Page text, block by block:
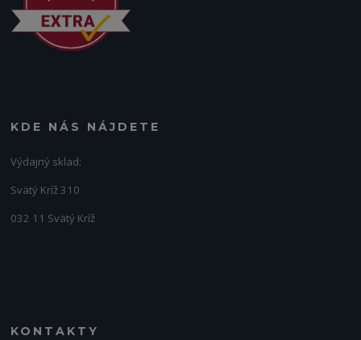
KDE NÁS NÁJDETE
Výdajný sklad:
Svätý Kríž 310
032 11 Svätý Kríž
KONTAKTY